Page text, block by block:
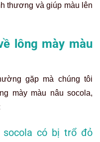
thương và giúp màu lên
lông mày màu
gặp mà chúng tôi
mày màu nâu socola,
socola có bị trổ đỏ